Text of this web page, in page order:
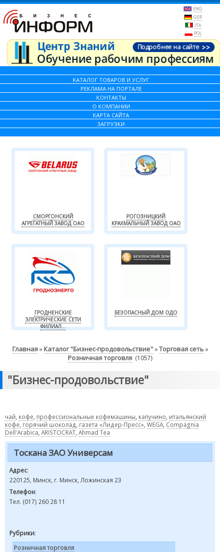
ENG
GER
ITA
POL
КАТАЛОГ ТОВАРОВ И УСЛУГ
РЕКЛАМА НА ПОРТАЛЕ
КОНТАКТЫ
О КОМПАНИИ
КАРТА САЙТА
ЗАГРУЗКИ
СМОРГОНСКИЙ
АГРЕГАТНЫЙ ЗАВОД ОАО
РОГОЗНИЦКИЙ
КРАХМАЛЬНЫЙ ЗАВОД ОАО
ГРОДНЕНСКИЕ
ЭЛЕКТРИЧЕСКИЕ СЕТИ
ФИЛИАЛ...
БЕЗОПАСНЫЙ ДОМ ОДО
Главная» Каталог "Бизнес-продовольствие"»Торговая сеть»
Розничная торговля(1057)
"Бизнес-продовольствие"
чай кофе профессиональные кофемашины капучино итальянский
кофе горячий шоколад газета «Лидер-Пресс» WEGA Compagnia
Dell'Arabica ARISTOCRAT Ahmad Tea
Тоскана ЗАО Универсам
Адрес:
220125, Минск, г. Минск, Ложинская 23
Телефон:
Тел. (017) 260 28 11
Рубрики:
Розничная торговля